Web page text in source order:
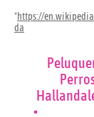
*https://
da